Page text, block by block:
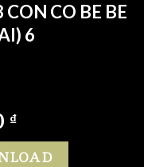
CO BE BE
6
₫